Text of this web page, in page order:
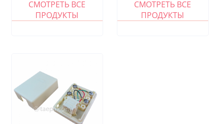
СМОТРЕТЬ ВСЕ
ПРОДУКТЫ
СМОТРЕТЬ ВСЕ
ПРОДУКТЫ